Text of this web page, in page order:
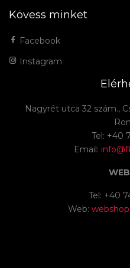
Kövess minket
Facebook
Instagram
Nagyrét utca 32 szám.,
Tel: +40
Email:
Tel: +40
Web: